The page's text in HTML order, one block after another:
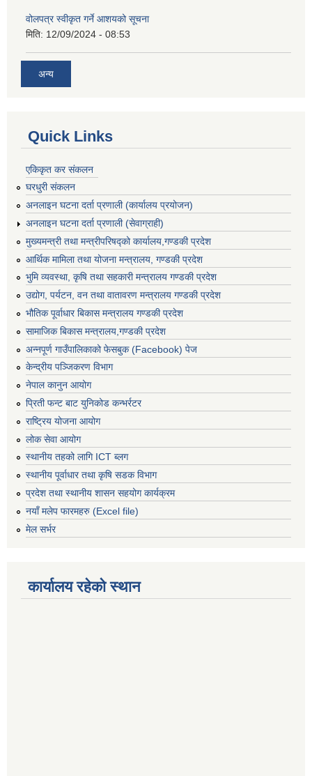
वोलपत्र स्वीकृत गर्ने आशयको सूचना
मिति: 12/09/2024 - 08:53
अन्य
Quick Links
एकिकृत कर संकलन
घरधुरी संकलन
अनलाइन घटना दर्ता प्रणाली (कार्यालय प्रयोजन)
अनलाइन घटना दर्ता प्रणाली (सेवाग्राही)
मुख्यमन्त्री तथा मन्त्रीपरिषद्को कार्यालय,गण्डकी प्रदेश
आर्थिक मामिला तथा योजना मन्त्रालय, गण्डकी प्रदेश
भुमि व्यवस्था, कृषि तथा सहकारी मन्त्रालय गण्डकी प्रदेश
उद्योग, पर्यटन, वन तथा वातावरण मन्त्रालय गण्डकी प्रदेश
भौतिक पूर्वाधार बिकास मन्त्रालय गण्डकी प्रदेश
सामाजिक बिकास मन्त्रालय,गण्डकी प्रदेश
अन्नपूर्ण गाउँपालिकाको फेसबुक (Facebook) पेज
केन्द्रीय पञ्जिकरण विभाग
नेपाल कानुन आयोग
प्रिती फन्ट बाट युनिकोड कन्भर्रटर
राष्ट्रिय योजना आयोग
लोक सेवा आयोग
स्थानीय तहको लागि ICT ब्लग
स्थानीय पूर्वाधार तथा कृषि सडक विभाग
प्रदेश तथा स्थानीय शासन सहयोग कार्यक्रम
नयाँ मलेप फारमहरु (Excel file)
मेल सर्भर
कार्यालय रहेको स्थान